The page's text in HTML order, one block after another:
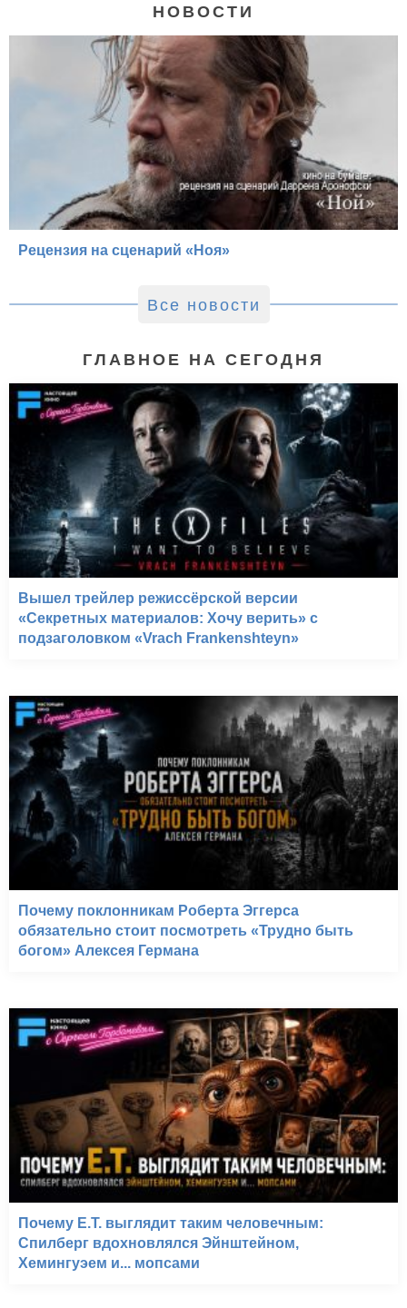
НОВОСТИ
Рецензия на сценарий «Ноя»
Все новости
ГЛАВНОЕ НА СЕГОДНЯ
Вышел трейлер режиссёрской версии
«Секретных материалов: Хочу верить» с
подзаголовком «Vrach Frankenshteyn»
Почему поклонникам Роберта Эггерса
обязательно стоит посмотреть «Трудно быть
богом» Алексея Германа
Почему E.T. выглядит таким человечным:
Спилберг вдохновлялся Эйнштейном,
Хемингуэем и... мопсами